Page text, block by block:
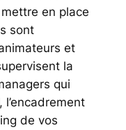
en place
sont
et
la
qui
de vos